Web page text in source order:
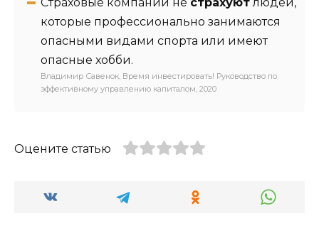
которые профессионально занимаются
опасными видами спорта или имеют
опасные хобби.
Владимир Савенок, Время инвестировать! Руководство по
эффективному управлению капиталом, 2020
Оцените статью